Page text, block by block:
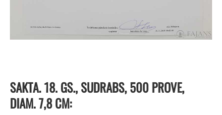
SAKTA. 18. GS., SUDRABS, 500 PROVE,
DIAM. 7,8 CM: